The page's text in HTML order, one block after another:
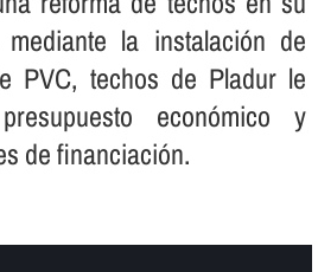
la instalación de
PVC, techos de Pladur le
económico y
de financiación.